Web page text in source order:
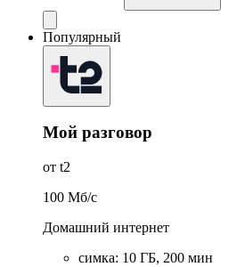
Популярный
Мой разговор
от t2
100 Мб/c
Домашний интернет
симка: 10 ГБ, 200 мин